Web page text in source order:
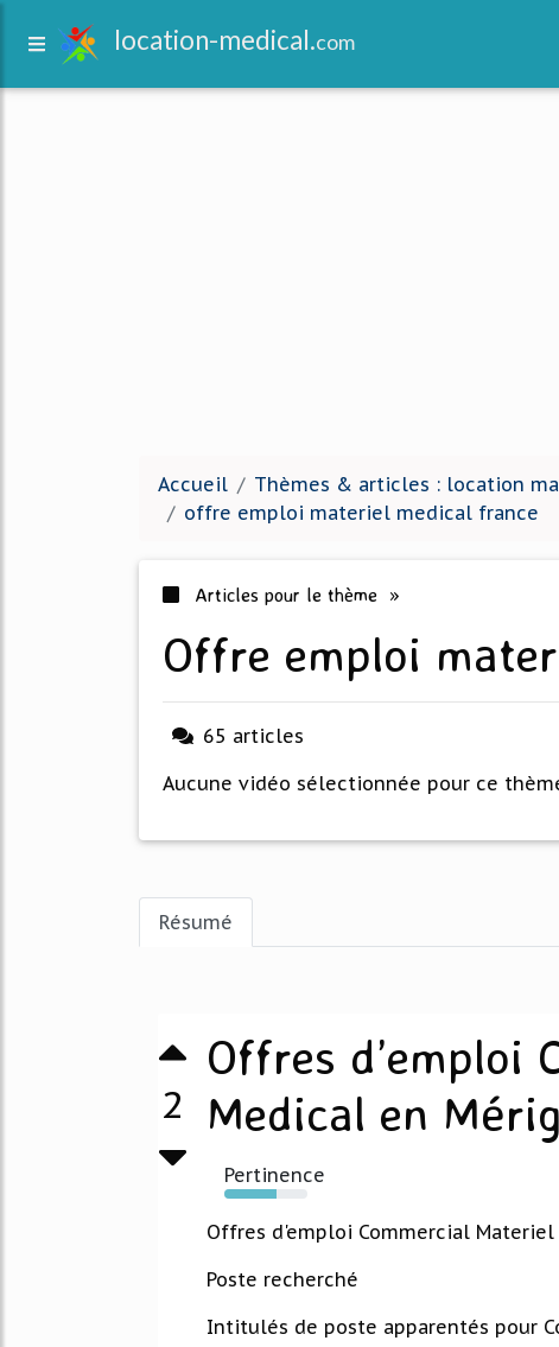
location-medical.com
Accueil Thèmes & articles : location
offre emploi materiel medical france
Articles pour le thème »
offre emploi
65 articles
Aucune vidéo sélectionnée pour ce
Résumé
2
Offres d’emploi
Medical en
Pertinence
63%
Offres d'emploi Commercial
Poste recherché
Intitulés de poste apparentés pour